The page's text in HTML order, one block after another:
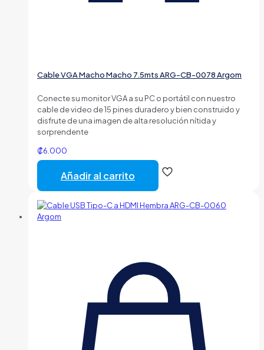
Cable VGA Macho Macho 7.5mts ARG-CB-0078 Argom
Conecte su monitor VGA a su PC o portátil con nuestro
cable de video de 15 pines duradero y bien construido y
disfrute de una imagen de alta resolución nítida y
sorprendente
₡6.000
Añadir al carrito